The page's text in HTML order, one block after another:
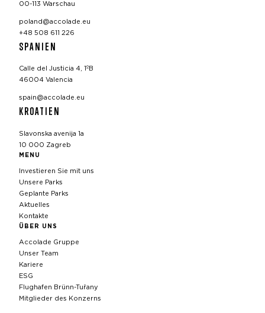
00-113 Warschau
poland@accolade.eu
+48 508 611 226
SPANIEN
Calle del Justicia 4, 1ºB
46004 Valencia
spain@accolade.eu
KROATIEN
Slavonska avenija 1a
10 000 Zagreb
MENU
Investieren Sie mit uns
Unsere Parks
Geplante Parks
Aktuelles
Kontakte
ÜBER UNS
Accolade Gruppe
Unser Team
Kariere
ESG
Flughafen Brünn-Tuřany
Mitglieder des Konzerns